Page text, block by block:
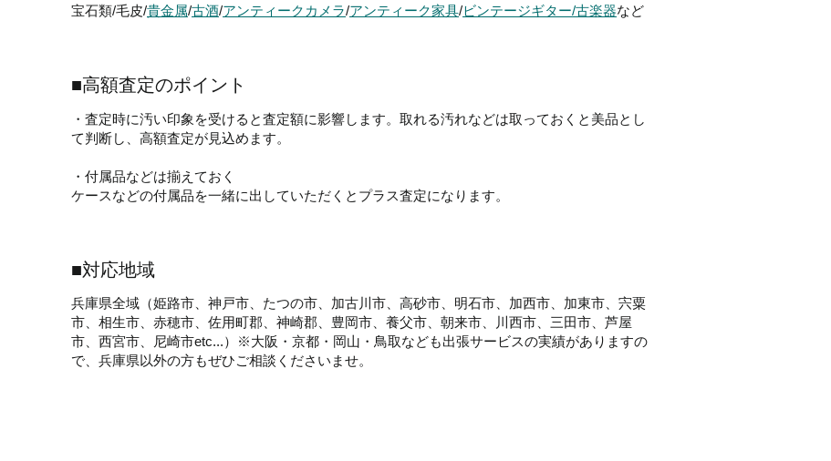
宝石類/毛皮/貴金属/古酒/アンティークカメラ/アンティーク家具/ビンテージギター/古楽器など
■高額査定のポイント
・査定時に汚い印象を受けると査定額に影響します。取れる汚れなどは取っておくと美品とし
て判断し、高額査定が見込めます。
・付属品などは揃えておく
ケースなどの付属品を一緒に出していただくとプラス査定になります。
■対応地域
兵庫県全域（姫路市、神戸市、たつの市、加古川市、高砂市、明石市、加西市、加東市、宍粟
市、相生市、赤穂市、佐用町郡、神崎郡、豊岡市、養父市、朝来市、川西市、三田市、芦屋
市、西宮市、尼崎市etc...）※大阪・京都・岡山・鳥取なども出張サービスの実績がありますの
で、兵庫県以外の方もぜひご相談くださいませ。